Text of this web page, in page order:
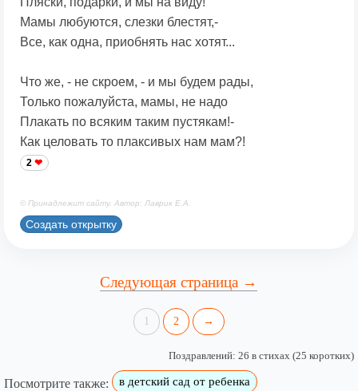
Мамы любуются, слезки блестят,-
Все, как одна, приобнять нас хотят...
Что же, - не скроем, - и мы будем рады,
Только пожалуйста, мамы, не надо
Плакать по всяким таким пустякам!-
Как целовать то плаксивых нам мам?!
2
© Принадлежит сайту. Автор: Лаврик Е.А.
Создать открытку
Следующая страница →
1 2 →
Поздравлений: 26 в стихах (25 коротких)
Посмотрите также: в детский сад от ребенка